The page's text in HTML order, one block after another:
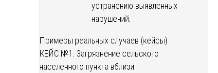
устранению выявленных
нарушений.
Примеры реальных случаев (кейсы):
КЕЙС №1: Загрязнение сельского
населенного пункта вблизи